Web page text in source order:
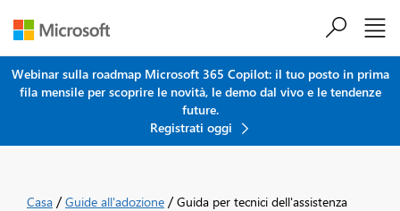
Webinar sulla roadmap Microsoft 365 Copilot: il tuo posto in prima
fila mensile per scoprire le novità, le demo dal vivo e le tendenze
future.
Registrati oggi
Casa /Guide all'adozione /Guida per tecnici dell'assistenza